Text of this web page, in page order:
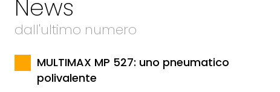
News
dall'ultimo numero
MULTIMAX MP 527: uno pneumatico
polivalente